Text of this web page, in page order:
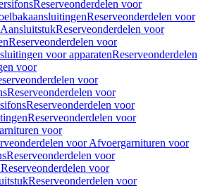
Reserveonderdelen voor
Reserveonderdelen voor
AansluitstukReserveonderdelen voor
Reserveonderdelen voor
voor apparatenReserveonderdelen
voor
voor
Reserveonderdelen voor
Reserveonderdelen voor
Reserveonderdelen voor
voor
voor Afvoergarnituren voor
Reserveonderdelen voor
Reserveonderdelen voor
Reserveonderdelen voor